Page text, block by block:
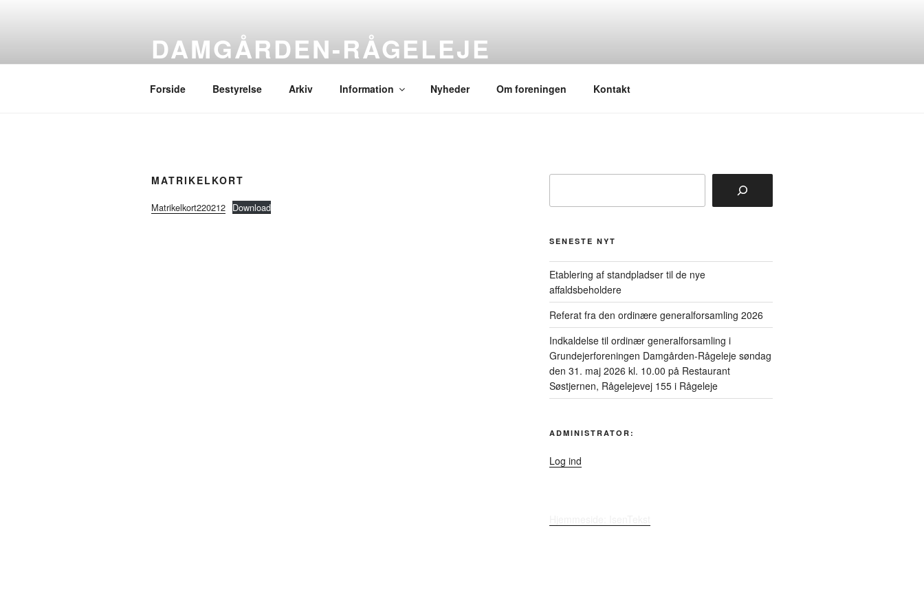
DAMGÅRDEN-RÅGELEJE
Forside Bestyrelse Arkiv Information Nyheder Om foreningen Kontakt
MATRIKELKORT
Matrikelkort220212 Download
SENESTE NYT
Etablering af standpladser til de nye
affaldsbeholdere
Referat fra den ordinære generalforsamling 2026
Indkaldelse til ordinær generalforsamling i
Grundejerforeningen Damgården-Rågeleje søndag
den 31. maj 2026 kl. 10.00 på Restaurant
Søstjernen, Rågelejevej 155 i Rågeleje
ADMINISTRATOR:
Log ind